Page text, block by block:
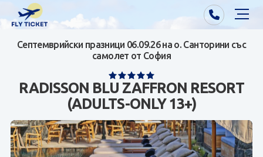
Почивки от Варна
Почивки от София/Пловдив/Бургас
Самолетни билети
Септемврийски празници 06.09.26 на о. Санторини със
самолет от София
RADISSON BLU ZAFFRON RESORT
(ADULTS-ONLY 13+)